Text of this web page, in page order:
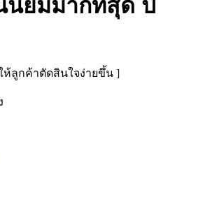
ยมมากที่สุด ปี
ลูกค้าตัดสินใจง่ายขึ้น ]